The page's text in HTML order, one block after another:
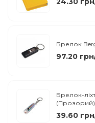
Брелок
97.20
Брелок-
(Прозорий)
39.60